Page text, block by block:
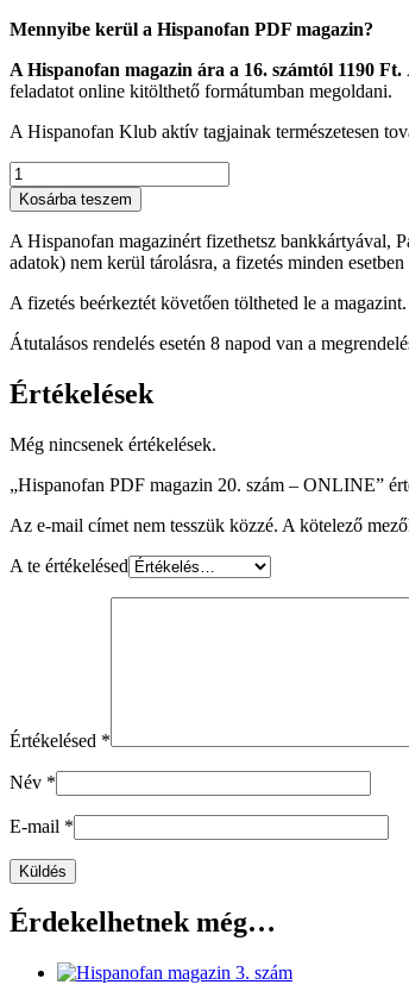
-
mennyiség
Mennyibe kerül a Hispanofan PDF magazin?
A Hispanofan magazin ára a 16. számtól 1190 Ft.
feladatot online kitölthető formátumban megoldani.
A Hispanofan Klub aktív tagjainak természetesen
Hispanofan
PDF
magazin
20.
szám
ONLINE
Kosárba teszem
A Hispanofan magazinért fizethetsz bankkártyával,
adatok) nem kerül tárolásra, a fizetés minden
A fizetés beérkeztét követően töltheted le a
Átutalásos rendelés esetén 8 napod van a
Értékelések
Még nincsenek értékelések.
„Hispanofan PDF magazin 20. szám – ONLINE”
Az e-mail címet nem tesszük közzé. A kötelező
A te értékelésed
Értékelésed *
Név *
E-mail *
Érdekelhetnek még…